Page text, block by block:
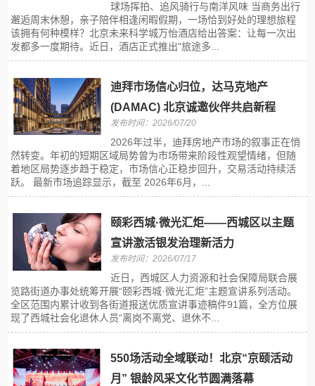
球场挥拍、追风骑行与南洋风味 当商务出行
邂逅周末休憩，亲子陪伴相逢闲暇假期，一场恰到好处的理想旅程
该拥有何种模样？北京未来科学城万怡酒店给出答案：让每一次出
发都多一度期待。近日，酒店正式推出"旅途多...
迪拜市场信心归位，达马克地产
(DAMAC) 北京诚邀伙伴共启新程
发布时间：2026/07/20
2026年过半，迪拜房地产市场的叙事正在悄
然转变。年初的短期区域局势曾为市场带来阶段性观望情绪，但随
着地区局势逐步趋于稳定，市场信心正稳步回升，交易活动持续活
跃。 最新市场追踪显示，截至 2026年6月，...
颐彩西城·微光汇炬——西城区以主题
宣讲激活银发治理新活力
发布时间：2026/07/17
近日，西城区人力资源和社会保障局联合展
览路街道办事处统筹开展“颐彩西城·微光汇炬”主题宣讲系列活动。
全区范围内累计收到各街道报送优质宣讲事迹稿件91篇，全方位展
现了西城社会化退休人员“离岗不离党、退休不...
550场活动全域联动！北京“京颐活动
月” 银龄风采文化节圆满落幕